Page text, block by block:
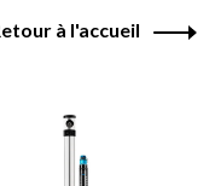
à l'accueil